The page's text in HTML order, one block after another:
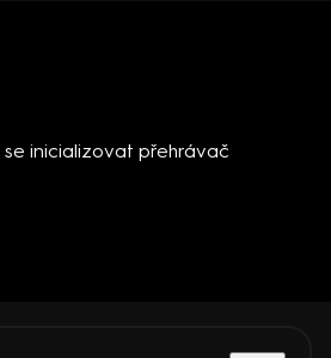
inicializovat přehrávač